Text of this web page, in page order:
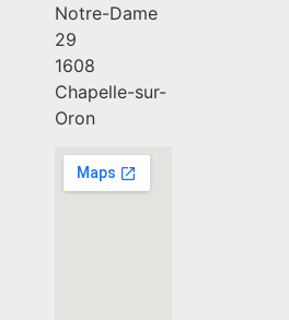
Notre-Dame
29
1608
Chapelle-sur-
Oron